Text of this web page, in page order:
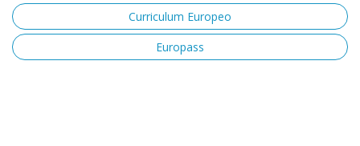
Curriculum Europeo
Europass